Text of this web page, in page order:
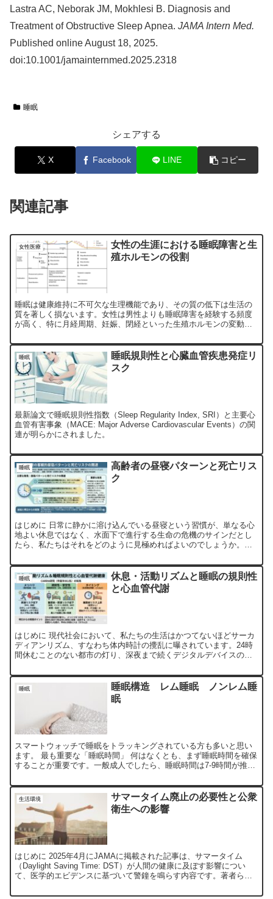
Lastra AC, Neborak JM, Mokhlesi B. Diagnosis and
Treatment of Obstructive Sleep Apnea. JAMA Intern Med.
Published online August 18, 2025.
doi:10.1001/jamainternmed.2025.2318
睡眠
シェアする
X Facebook LINE コピー
関連記事
女性医療
女性の生涯における睡眠障害と生
殖ホルモンの役割
睡眠は健康維持に不可欠な生理機能であり、その質の低下は生活の
質を著しく損ないます。女性は男性よりも睡眠障害を経験する頻度
が高く、特に月経周期、妊娠、閉経といった生殖ホルモンの変動が
知られています。
睡眠
睡眠規則性と心臓血管疾患発症リ
スク
最新論文で睡眠規則性指数（Sleep Regularity Index, SRI）と主要心
血管有害事象（MACE: Major Adverse Cardiovascular Events）の関
連が明らかにされました。
睡眠
高齢者の昼寝パターンと死亡リス
ク
はじめに 日常に静かに溶け込んでいる昼寝という習慣が、単なる心
地よい休息ではなく、水面下で進行する生命の危機のサインだとし
たら、私たちはそれをどのように見極めればよいのでしょうか。こ
睡眠
休息・活動リズムと睡眠の規則性
と心血管代謝
はじめに 現代社会において、私たちの生活はかつてないほどサーカ
ディアンリズム、すなわち体内時計の攪乱に曝されています。24時
間休むことのない都市の灯り、深夜まで続くデジタルデバイスの利
睡眠
睡眠構造 レム睡眠 ノンレム睡
眠
スマートウォッチで睡眠をトラッキングされている方も多いと思い
ます。 最も重要な「睡眠時間」 何はなくとも、まず睡眠時間を確保
することが重要です。一般成人でしたら、睡眠時間は7-9時間が推奨
生活環境
サマータイム廃止の必要性と公衆
衛生への影響
はじめに 2025年4月にJAMAに掲載された記事は、サマータイム
（Daylight Saving Time: DST）が人間の健康に及ぼす影響につい
て、医学的エビデンスに基づいて警鐘を鳴らす内容です。著者ら